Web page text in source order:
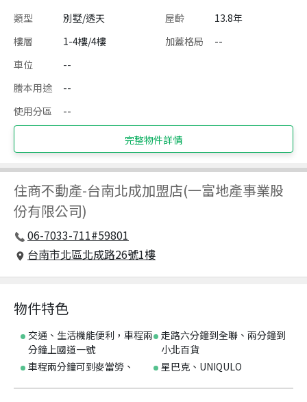
類型 別墅/透天 屋齡
13.8年
樓層
1-4樓/4樓 加蓋格局
--
車位
--
謄本用途
--
使用分區
--
完整物件詳情
住商不動產-台南北成加盟店(一富地產事業股
份有限公司)
06-7033-711#59801
台南市北區北成路26號1樓
物件特色
交通、生活機能便利，車程兩
分鐘上國道一號
走路六分鐘到全聯、兩分鐘到
小北百貨
車程兩分鐘可到麥當勞、
星巴克、UNIQULO